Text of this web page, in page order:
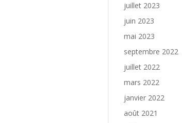
juillet 2023
juin 2023
mai 2023
septembre 2022
juillet 2022
mars 2022
janvier 2022
août 2021